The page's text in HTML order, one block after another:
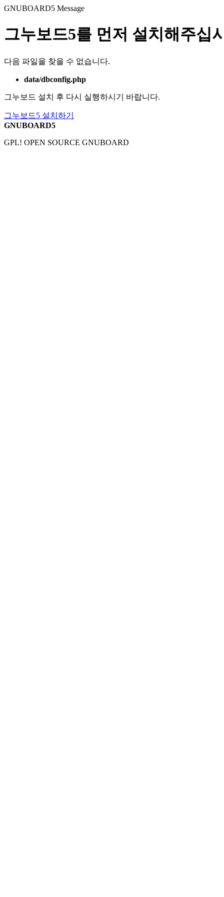
GNUBOARD5 Message
그누보드5를 먼저 설치해주십
다음 파일을 찾을 수 없습니다.
data/dbconfig.php
그누보드 설치 후 다시 실행하시기 바랍니다.
그누보드5 설치하기
GNUBOARD5
GPL! OPEN SOURCE GNUBOARD